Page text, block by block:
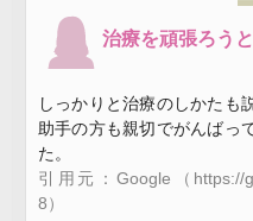
治療を頑張ろう
しっかりと治療のしかたも
助手の方も親切でがんばっ
た。
引用元：Google（https://
8）